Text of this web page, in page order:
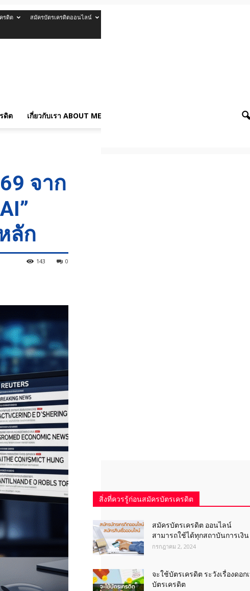
รดิต สมัครบัตรเครดิตออนไลน์
ดิต เกี่ยวกับเรา ABOUT ME
และ “สหรัฐฯ” เป็นแรงขับเคลื่อนหลัก
จาก
ลัก
0
143
สิ่งที่ควรรู้ก่อนสมัครบัตรเครดิต
สมัครบัตรเครดิต ออนไลน์
สามารถใช้ได้ทุกสถาบันการเงิน
กรกฎาคม 2, 2024
จะใช้บัตรเครดิต ระวังเรื่องดอก
บัตรเครดิต